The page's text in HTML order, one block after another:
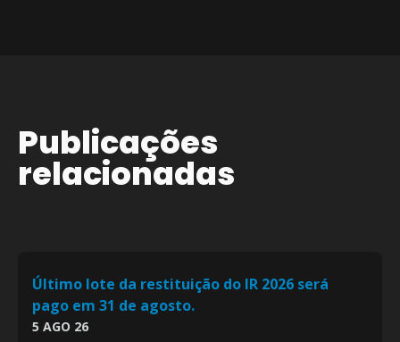
Publicações
relacionadas
Último lote da restituição do IR 2026 será
pago em 31 de agosto.
5 AGO 26